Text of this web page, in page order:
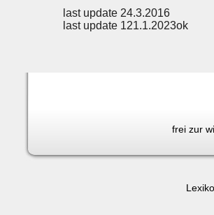
last update 24.3.2016
last update 121.1.2023ok
frei zur